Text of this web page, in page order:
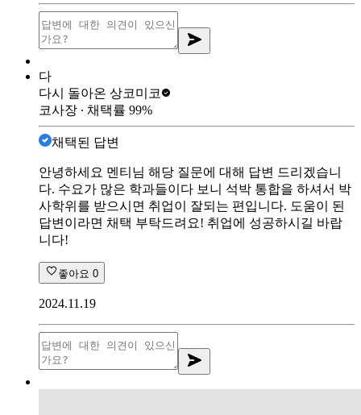
다
다시 돌아온 상코미코
코사장 ∙ 채택률 99%
채택된 답변
안녕하세요 멘티님 해당 질문에 대해 답변 드리겠습니
다. 수요가 많은 학과들이다 보니 석박 통합을 하셔서 박
사학위를 받으시면 취업이 잘되는 편입니다. 도움이 된
답변이라면 채택 부탁드려요! 취업에 성공하시길 바랍
니다!
좋아요 0
2024.11.19